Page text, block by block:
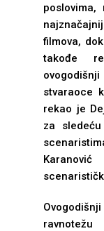
filmova,
takođe
stvaraoce
rekao je
za